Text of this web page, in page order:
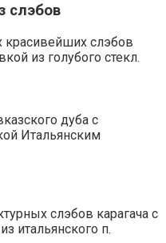
слэбов
красивейших слэбов
из голубого стекл.
дуба с
Итальянским
слэбов карагача с
итальянского п.